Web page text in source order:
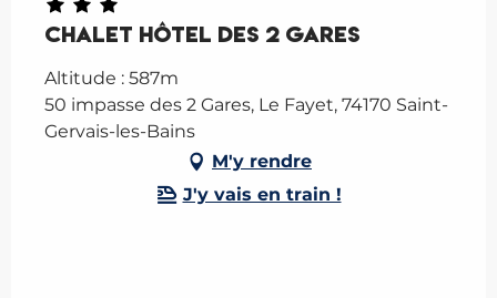
Chalet Hôtel des 2 Gares
Altitude : 587m
50 impasse des 2 Gares, Le Fayet, 74170 Saint-
Gervais-les-Bains
M'y rendre
J'y vais en train !